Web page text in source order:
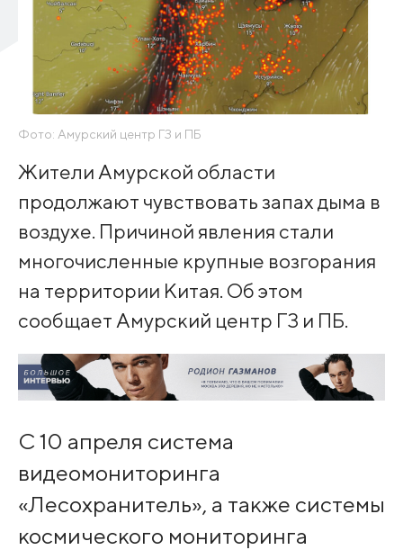
Фото: Амурский центр ГЗ и ПБ
Жители Амурской области
продолжают чувствовать запах дыма в
воздухе. Причиной явления стали
многочисленные крупные возгорания
на территории Китая. Об этом
сообщает Амурский центр ГЗ и ПБ.
С 10 апреля система
видеомониторинга
«Лесохранитель», а также системы
космического мониторинга